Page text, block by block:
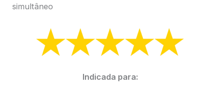
simultâneo
Indicada para: